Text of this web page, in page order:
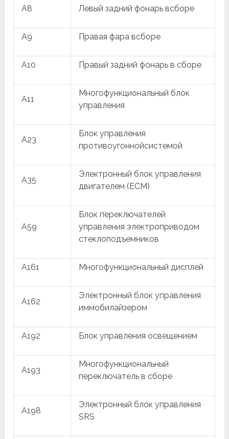
A8 Левый задний фонарь всборе
A9 Правая фара всборе
A10 Правый задний фонарь в сборе
A11
Многофункциональный блок
управления
A23
Блок управления
противоугоннойсистемой
A35
Электронный блок управления
двигателем (ECM)
A59
Блок переключателей
управления электроприводом
стеклоподъемников
A161 Многофункциональный дисплей
A162
Электронный блок управления
иммобилайзером
A192 Блок управления освещением
A193
Многофункциональный
переключатель в сборе
A198
Электронный блок управления
SRS